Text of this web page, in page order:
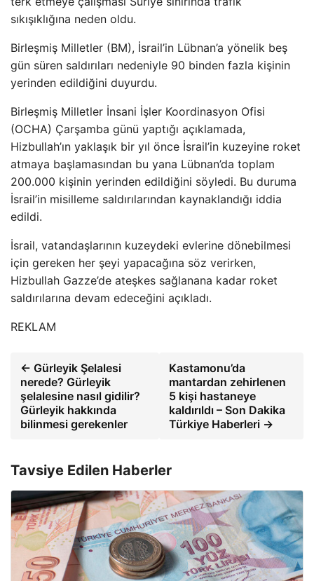
sıkışıklığına neden oldu.
Birleşmiş Milletler (BM), İsrail’in Lübnan’a yönelik beş
gün süren saldırıları nedeniyle 90 binden fazla kişinin
yerinden edildiğini duyurdu.
Birleşmiş Milletler İnsani İşler Koordinasyon Ofisi
(OCHA) Çarşamba günü yaptığı açıklamada,
Hizbullah’ın yaklaşık bir yıl önce İsrail’in kuzeyine roket
atmaya başlamasından bu yana Lübnan’da toplam
200.000 kişinin yerinden edildiğini söyledi. Bu duruma
İsrail’in misilleme saldırılarından kaynaklandığı iddia
edildi.
İsrail, vatandaşlarının kuzeydeki evlerine dönebilmesi
için gereken her şeyi yapacağına söz verirken,
Hizbullah Gazze’de ateşkes sağlanana kadar roket
saldırılarına devam edeceğini açıkladı.
REKLAM
← Gürleyik Şelalesi
nerede? Gürleyik
şelalesine nasıl gidilir?
Gürleyik hakkında
bilinmesi gerekenler
Kastamonu’da
mantardan zehirlenen
5 kişi hastaneye
kaldırıldı – Son Dakika
Türkiye Haberleri →
Tavsiye Edilen Haberler